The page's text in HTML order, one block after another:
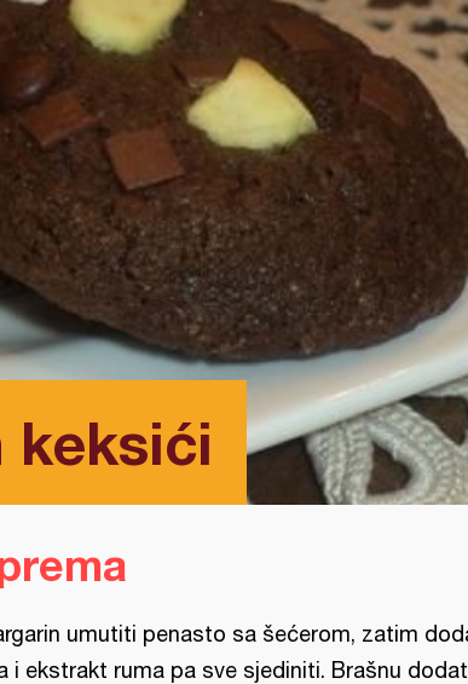
keksići
umutiti penasto sa šećerom, zatim
i ekstrakt ruma pa sve sjediniti. Brašnu